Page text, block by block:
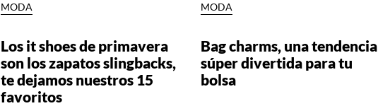
MODA
Los it shoes de primavera
son los zapatos slingbacks,
te dejamos nuestros 15
favoritos
MODA
Bag charms, una tendencia
súper divertida para tu
bolsa